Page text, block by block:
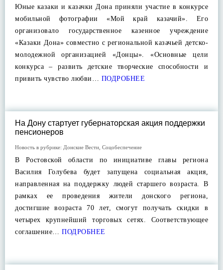
Юные казаки и казачки Дона приняли участие в конкурсе
мобильной фотографии «Мой край казачий». Его
организовало государственное казенное учреждение
«Казаки Дона» совместно с региональной казачьей детско-
молодежной организацией «Донцы». «Основные цели
конкурса – развить детские творческие способности и
привить чувство любви… ПОДРОБНЕЕ
На Дону стартует губернаторская акция поддержки
пенсионеров
Новость в рубрике: Донские Вести Соцобеспечение
В Ростовской области по инициативе главы региона
Василия Голубева будет запущена социальная акция,
направленная на поддержку людей старшего возраста. В
рамках ее проведения жители донского региона,
достигшие возраста 70 лет, смогут получать скидки в
четырех крупнейший торговых сетях. Соответствующее
соглашение… ПОДРОБНЕЕ